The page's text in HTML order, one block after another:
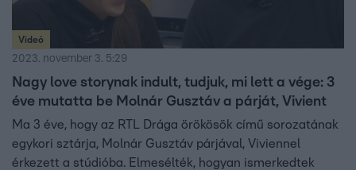
Videó
2023. november 3. 5:29
Nagy love storynak indult, tudjuk, mi lett a vége: 3
éve mutatta be Molnár Gusztáv a párját, Vivient
Ma 3 éve, hogy az RTL Drága örökösök című sorozatának
egykori sztárja, Molnár Gusztáv párjával, Viviennel
érkezett a stúdióba. Elmesélték, hogyan ismerkedtek